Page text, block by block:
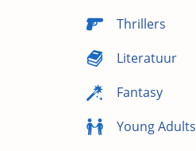
Thrillers
Literatuur
Fantasy
Young Adults